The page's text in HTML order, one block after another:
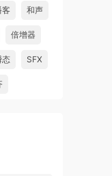
客 和声
倍增器
态 SFX